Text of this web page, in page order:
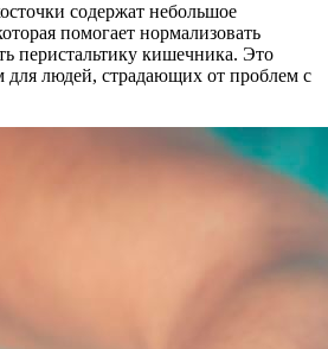
содержат небольшое
помогает нормализовать
перистальтику кишечника. Это
для людей, страдающих от проблем с